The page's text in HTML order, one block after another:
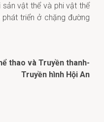
vật thể và phi vật thể
triển ở chặng đường
thao và Truyền thanh-
Truyền hình Hội An